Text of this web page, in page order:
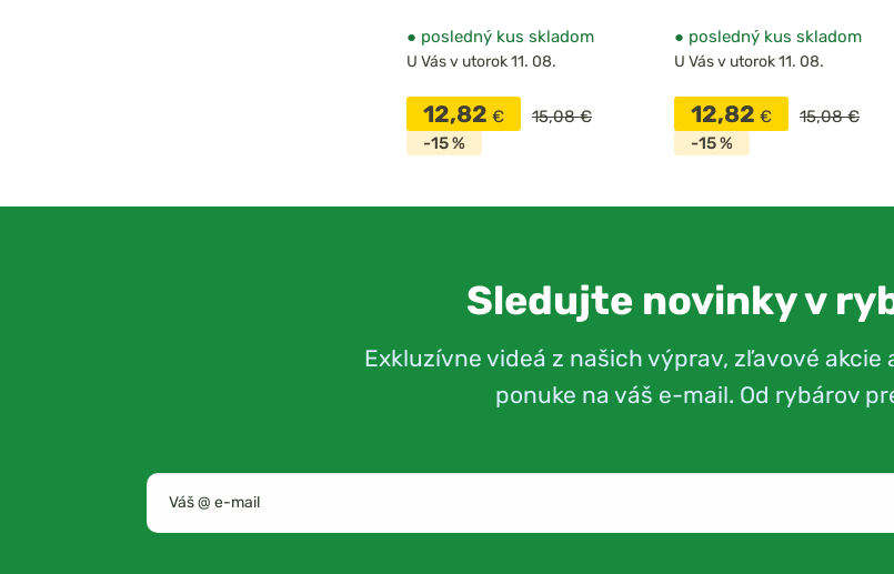
● posledný kus skladom
U Vás v utorok 11. 08.
12,82 €
15,08 €
-15 %
● posledný kus skladom
U Vás v utorok 11. 08.
12,82 €
15,08 €
-15 %
Sledujte novinky v
Exkluzívne videá z našich výprav, zľavové akcie
ponuke na váš e-mail. Od rybárov